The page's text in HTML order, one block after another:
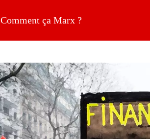
Comment ça Marx ?